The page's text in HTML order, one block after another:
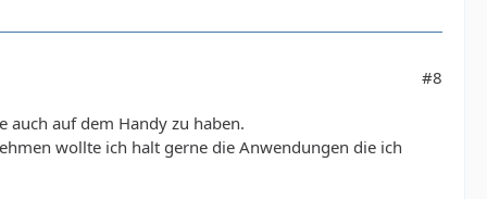
#8
auch auf dem Handy zu haben.
wollte ich halt gerne die Anwendungen die ich